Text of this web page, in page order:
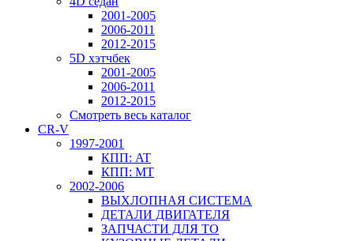
2001-2005
2006-2011
2012-2015
5D хэтчбек
2001-2005
2006-2011
2012-2015
Смотреть весь каталог
CR-V
1997-2001
КПП: AT
КПП: MT
2002-2006
ВЫХЛОПНАЯ СИСТЕМА
ДЕТАЛИ ДВИГАТЕЛЯ
ЗАПЧАСТИ ДЛЯ ТО